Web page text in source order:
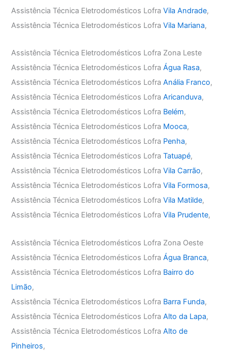
Assistência Técnica Eletrodomésticos LofraVila Andrade,
Assistência Técnica Eletrodomésticos LofraVila Mariana,
Assistência Técnica Eletrodomésticos Lofra Zona Leste
Assistência Técnica Eletrodomésticos LofraÁgua Rasa,
Assistência Técnica Eletrodomésticos LofraAnália Franco,
Assistência Técnica Eletrodomésticos LofraAricanduva,
Assistência Técnica Eletrodomésticos Lofra Belém,
Assistência Técnica Eletrodomésticos Lofra Mooca,
Assistência Técnica Eletrodomésticos Lofra Penha,
Assistência Técnica Eletrodomésticos LofraTatuapé,
Assistência Técnica Eletrodomésticos LofraVila Carrão,
Assistência Técnica Eletrodomésticos LofraVila Formosa,
Assistência Técnica Eletrodomésticos LofraVila Matilde,
Assistência Técnica Eletrodomésticos LofraVila Prudente,
Assistência Técnica Eletrodomésticos Lofra Zona Oeste
Assistência Técnica Eletrodomésticos LofraÁgua Branca,
Assistência Técnica Eletrodomésticos Lofra Bairro do
Limão,
Assistência Técnica Eletrodomésticos Lofra Barra Funda,
Assistência Técnica Eletrodomésticos LofraAlto da Lapa,
Assistência Técnica Eletrodomésticos LofraAlto de
Pinheiros,